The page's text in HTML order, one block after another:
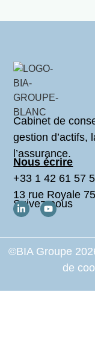
Cabinet de
gestion d’actifs,
l’assurance.
Nous écrire
+33 1 42 61 57
13 rue Royale
Suivez-nous
©BIA Groupe
de